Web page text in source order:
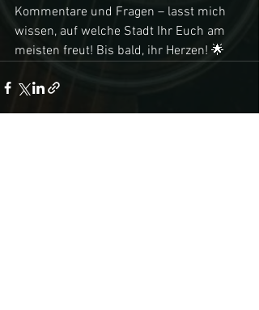
Kommentare und Fragen – lasst mich
wissen, auf welche Stadt Ihr Euch am
meisten freut! Bis bald, ihr Herzen! 🌟